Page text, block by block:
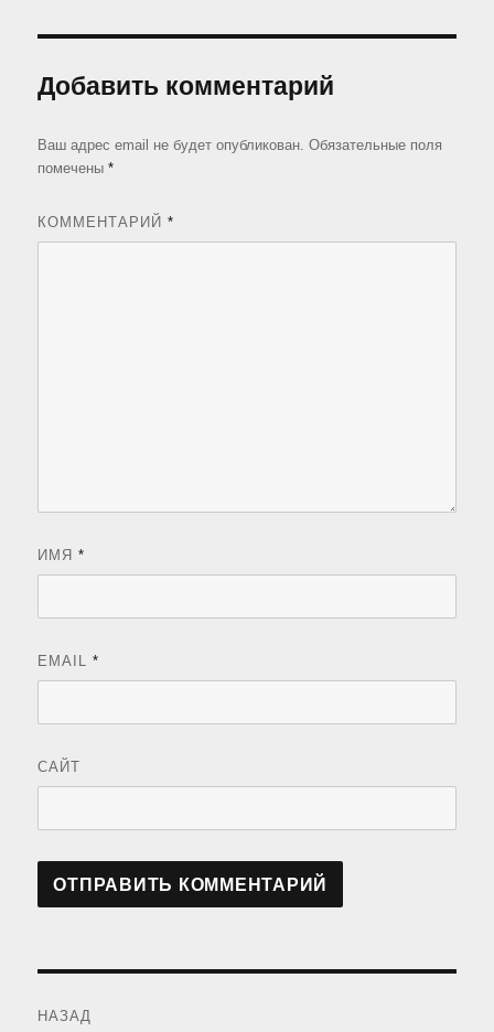
Добавить комментарий
Ваш адрес email не будет опубликован. Обязательные поля
помечены*
КОММЕНТАРИЙ*
ИМЯ*
EMAIL*
САЙТ
НАЗАД